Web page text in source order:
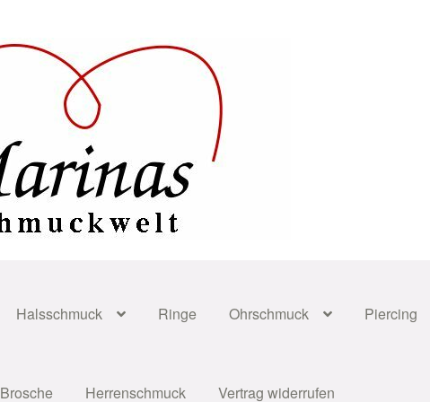
Halsschmuck Ringe Ohrschmuck Piercing
Brosche Herrenschmuck Vertrag widerrufen